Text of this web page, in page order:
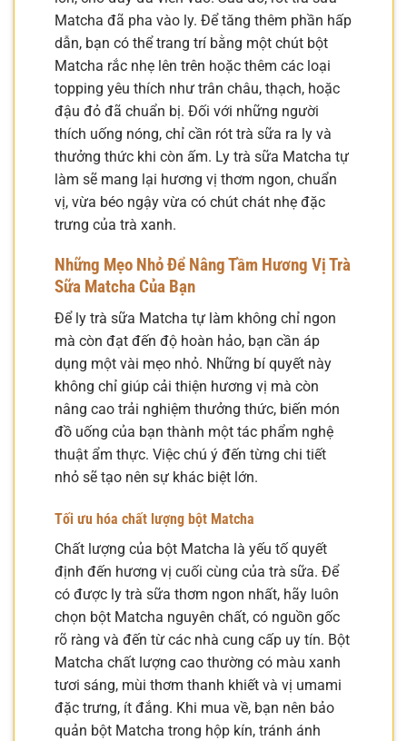
Matcha đã pha vào ly. Để tăng thêm phần hấp
dẫn, bạn có thể trang trí bằng một chút bột
Matcha rắc nhẹ lên trên hoặc thêm các loại
topping yêu thích như trân châu, thạch, hoặc
đậu đỏ đã chuẩn bị. Đối với những người
thích uống nóng, chỉ cần rót trà sữa ra ly và
thưởng thức khi còn ấm. Ly trà sữa Matcha tự
làm sẽ mang lại hương vị thơm ngon, chuẩn
vị, vừa béo ngậy vừa có chút chát nhẹ đặc
trưng của trà xanh.
Những Mẹo Nhỏ Để Nâng Tầm Hương Vị Trà
Sữa Matcha Của Bạn
Để ly trà sữa Matcha tự làm không chỉ ngon
mà còn đạt đến độ hoàn hảo, bạn cần áp
dụng một vài mẹo nhỏ. Những bí quyết này
không chỉ giúp cải thiện hương vị mà còn
nâng cao trải nghiệm thưởng thức, biến món
đồ uống của bạn thành một tác phẩm nghệ
thuật ẩm thực. Việc chú ý đến từng chi tiết
nhỏ sẽ tạo nên sự khác biệt lớn.
Tối ưu hóa chất lượng bột Matcha
Chất lượng của bột Matcha là yếu tố quyết
định đến hương vị cuối cùng của trà sữa. Để
có được ly trà sữa thơm ngon nhất, hãy luôn
chọn bột Matcha nguyên chất, có nguồn gốc
rõ ràng và đến từ các nhà cung cấp uy tín. Bột
Matcha chất lượng cao thường có màu xanh
tươi sáng, mùi thơm thanh khiết và vị umami
đặc trưng, ít đắng. Khi mua về, bạn nên bảo
quản bột Matcha trong hộp kín, tránh ánh